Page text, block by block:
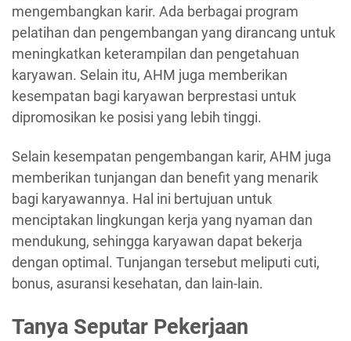
mengembangkan karir. Ada berbagai program
pelatihan dan pengembangan yang dirancang untuk
meningkatkan keterampilan dan pengetahuan
karyawan. Selain itu, AHM juga memberikan
kesempatan bagi karyawan berprestasi untuk
dipromosikan ke posisi yang lebih tinggi.
Selain kesempatan pengembangan karir, AHM juga
memberikan tunjangan dan benefit yang menarik
bagi karyawannya. Hal ini bertujuan untuk
menciptakan lingkungan kerja yang nyaman dan
mendukung, sehingga karyawan dapat bekerja
dengan optimal. Tunjangan tersebut meliputi cuti,
bonus, asuransi kesehatan, dan lain-lain.
Tanya Seputar Pekerjaan